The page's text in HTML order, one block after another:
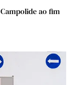
ao fim